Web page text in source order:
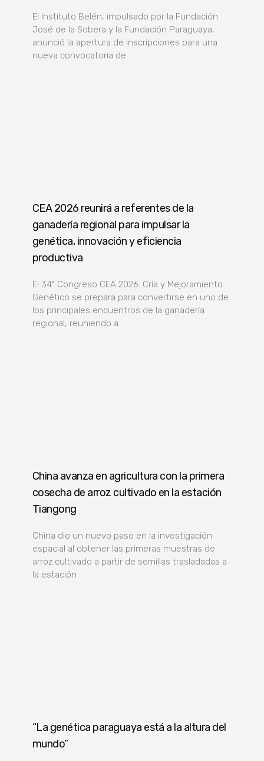
El Instituto Belén, impulsado por la Fundación
José de la Sobera y la Fundación Paraguaya,
anunció la apertura de inscripciones para una
nueva convocatoria de
CEA 2026 reunirá a referentes de la
ganadería regional para impulsar la
genética, innovación y eficiencia
productiva
El 34º Congreso CEA 2026: Cría y Mejoramiento
Genético se prepara para convertirse en uno de
los principales encuentros de la ganadería
regional, reuniendo a
China avanza en agricultura con la primera
cosecha de arroz cultivado en la estación
Tiangong
China dio un nuevo paso en la investigación
espacial al obtener las primeras muestras de
arroz cultivado a partir de semillas trasladadas a
la estación
“La genética paraguaya está a la altura del
mundo”